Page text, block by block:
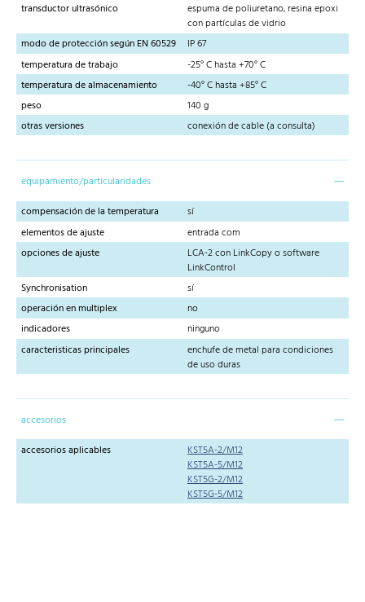
transductor ultrasónico
espuma de poliuretano, resina epoxi
con partículas de vidrio
modo de protección según EN 60529
IP 67
temperatura de trabajo
-25° C hasta +70° C
temperatura de almacenamiento
-40° C hasta +85° C
peso
140 g
otras versiones
conexión de cable (a consulta)
equipamiento/particularidades
compensación de la temperatura
sí
elementos de ajuste
entrada com
opciones de ajuste
LCA-2 con LinkCopy o software
LinkControl
Synchronisation
sí
operación en multiplex
no
indicadores
ninguno
caracteristicas principales
enchufe de metal para condiciones
de uso duras
accesorios
accesorios aplicables
KST5A-2/M12
KST5A-5/M12
KST5G-2/M12
KST5G-5/M12